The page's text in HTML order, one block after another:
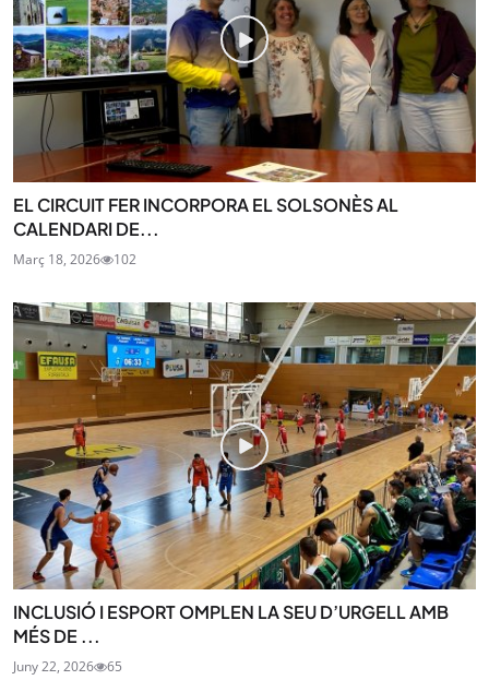
EL CIRCUIT FER INCORPORA EL SOLSONÈS AL
CALENDARI DE...
Març 18, 2026 102
INCLUSIÓ I ESPORT OMPLEN LA SEU D’URGELL AMB
MÉS DE ...
Juny 22, 2026 65